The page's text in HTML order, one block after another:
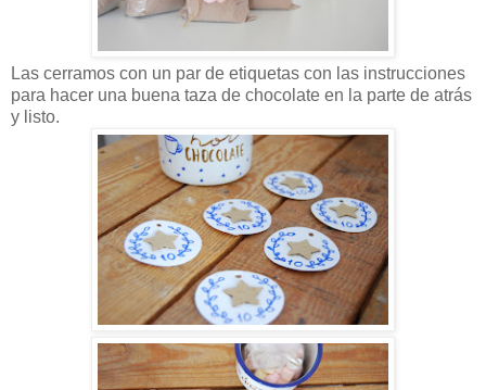
Las cerramos con un par de etiquetas con las instrucciones
para hacer una buena taza de chocolate en la parte de atrás
y listo.